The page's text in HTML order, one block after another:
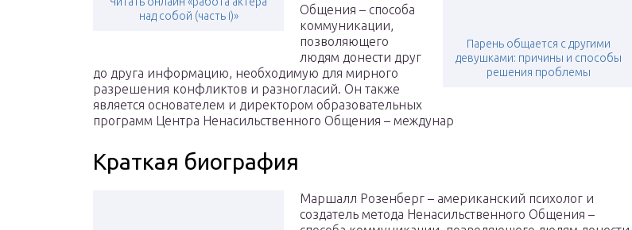
над собой (часть i)»
Парень общается с другими
девушками: причины и способы
решения проблемы
Общения – способа
коммуникации,
позволяющего
людям донести друг
до друга информацию, необходимую для мирного
разрешения конфликтов и разногласий. Он также
является основателем и директором образовательных
программ Центра Ненасильственного Общения – междунар
Краткая биография
Маршалл Розенберг – американский психолог и
создатель метода Ненасильственного Общения –